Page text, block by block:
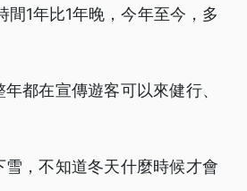
1年比1年晚，今年至今，多
都在宣傳遊客可以來健行、
，不知道冬天什麼時候才會